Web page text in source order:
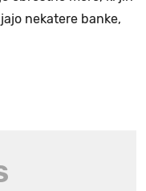
nekatere banke,